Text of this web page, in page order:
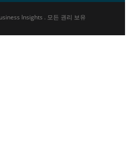
Insights . 모든 권리 보유